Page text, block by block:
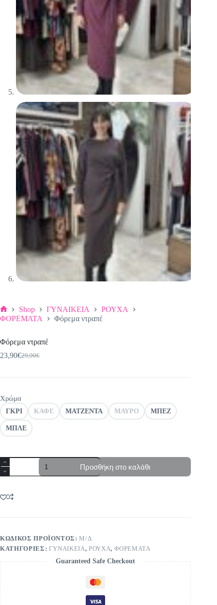
Αρχική
Shop ΓΥΝΑΙΚΕΙΑ
ΡΟΥΧΑ
ΦΟΡΕΜΑΤΑ
Φόρεμα ντραπέ
Φόρεμα ντραπέ
29,90€
Original
was:
23,90€Η
τιμή
Χρώμα
ΓΚΡΙ ΚΑΦΕ ΜΑΤΖΕΝΤΑ ΜΑΥΡΟ ΜΠΕΖ
ΜΠΛΕ
Φόρεμα
ντραπέ
ποσότητα
Προσθήκη στο καλάθι
ΚΩΔΙΚΌΣ ΠΡΟΪΌΝΤΟΣ:Μ/Δ
ΚΑΤΗΓΟΡΊΕΣ: ΓΥΝΑΙΚΕΙΑ, ΡΟΥΧΑ, ΦΟΡΕΜΑΤΑ
Guaranteed Safe Checkout